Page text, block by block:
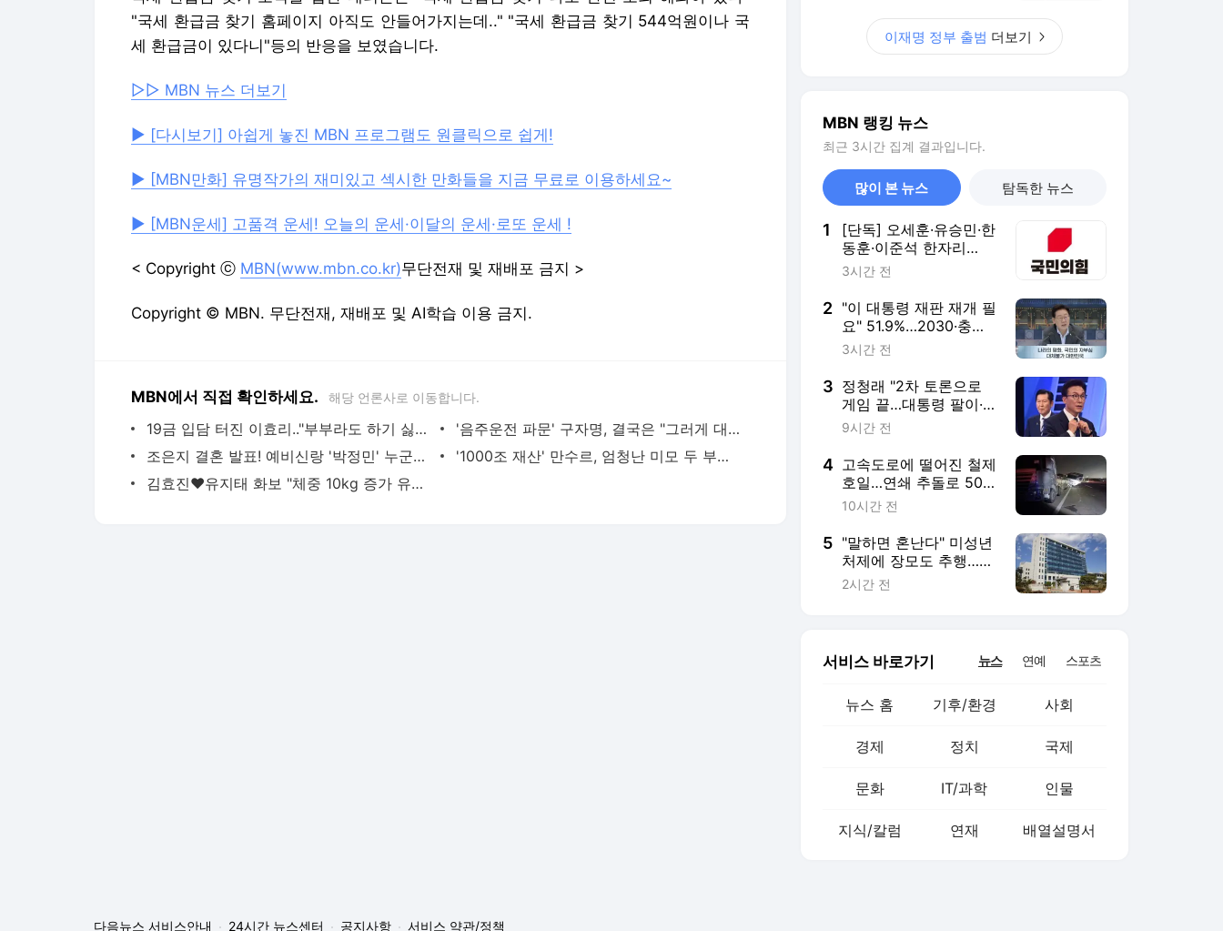
"국세 환급금 찾기 홈페이지 아직도 안들어가지는데.." "국세 환급금 찾기 544억원이나 국
세 환급금이 있다니"등의 반응을 보였습니다.
▷▷ MBN 뉴스 더보기
▶ [다시보기] 아쉽게 놓진 MBN 프로그램도 원클릭으로 쉽게!
▶ [MBN만화] 유명작가의 재미있고 섹시한 만화들을 지금 무료로 이용하세요~
▶ [MBN운세] 고품격 운세! 오늘의 운세·이달의 운세·로또 운세 !
< Copyright ⓒ MBN(www.mbn.co.kr)무단전재 및 재배포 금지 >
Copyright © MBN. 무단전재, 재배포 및 AI학습 이용 금지.
MBN에서 직접 확인하세요. 해당 언론사로 이동합니다.
19금 입담 터진 이효리.."부부라도 하기 싫을 때 있다" 일동 당황!
'음주운전 파문' 구자명, 결국은 "그러게 대체 왜.."
조은지 결혼 발표! 예비신랑 '박정민' 누군가 보니..'너였어?' 대박!
'1000조 재산' 만수르, 엄청난 미모 두 부인..입이 '쩍!'
김효진♥유지태 화보 "체중 10kg 증가 유지태 반응이..
이재명 정부 출범 더보기
MBN 랭킹 뉴스
최근 3시간 집계 결과입니다.
많이 본 뉴스 탐독한 뉴스
1
[단독] 오세훈·유승민·한
동훈·이준석 한자리
에?…25일 국힘 세미나
3시간 전
2 "이 대통령 재판 재개 필
요" 51.9%…2030·충청
권서 높아 [코리아정보
3시간 전
3 정청래 "2차 토론으로
게임 끝…대통령 팔이·무
지무능·배신 해명도 못
9시간 전
4 고속도로에 떨어진 철제
호일…연쇄 추돌로 50대
운전자 사망
10시간 전
5 "말하면 혼난다" 미성년
처제에 장모도 추행…징
역 5년
2시간 전
서비스 바로가기 뉴스 연예 스포츠
뉴스 홈 기후/환경 사회
경제 정치 국제
문화 IT/과학 인물
지식/칼럼 연재 배열설명서
다음뉴스 서비스안내 24시간 뉴스센터 공지사항 서비스 약관/정책